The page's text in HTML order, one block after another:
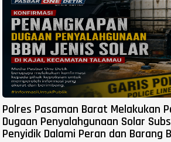
Polres Pasaman Barat Melakukan
Dugaan Penyalahgunaan Solar
Penyidik Dalami Peran dan Barang